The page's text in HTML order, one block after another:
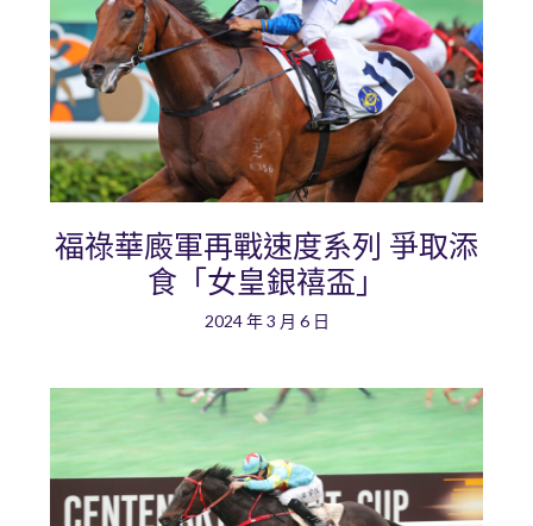
福祿華廄軍再戰速度系列 爭取添
食「女皇銀禧盃」
2024 年 3 月 6 日